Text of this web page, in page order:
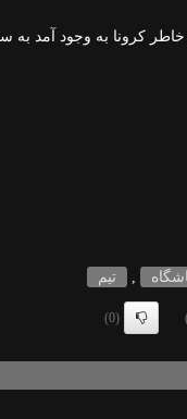
کرونا به وجود آمد به
تیم
(0)